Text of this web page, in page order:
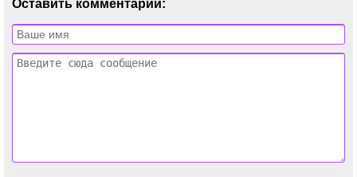
Оставить комментарий: